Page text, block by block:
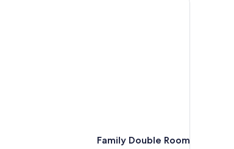
Family Double Room